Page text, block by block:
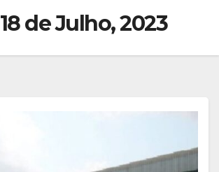
18 de Julho, 2023